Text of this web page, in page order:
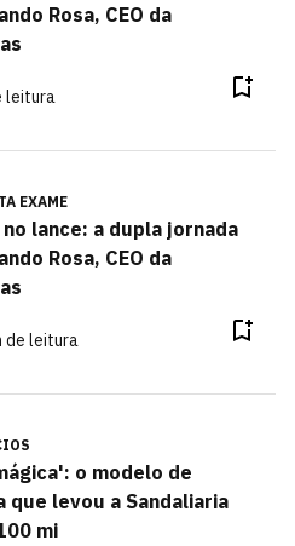
Rosa, CEO da
leitura
EXAME
lance: a dupla jornada
Rosa, CEO da
de leitura
o modelo de
que levou a Sandaliaria
mi